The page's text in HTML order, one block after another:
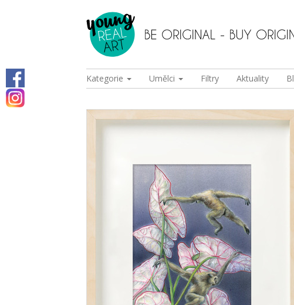
Kategorie Umělci Filtry Aktuality